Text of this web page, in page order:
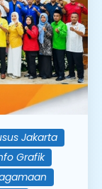
Jakarta
Grafik